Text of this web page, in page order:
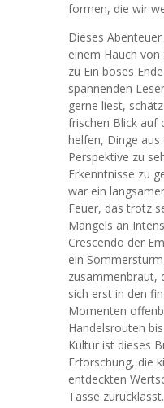
formen, die wir
Dieses
einem Hauch von
zu Ein böses
spannenden
gerne liest,
frischen Blick auf
helfen, Dinge aus
Perspektive zu
Erkenntnisse zu
war ein
Feuer, das trotz
Mangels an
Crescendo der
ein
zusammenbraut,
sich erst in den
Momenten
Handelsrouten
Kultur ist dieses
Erforschung, die
entdeckten
Tasse zurücklässt.